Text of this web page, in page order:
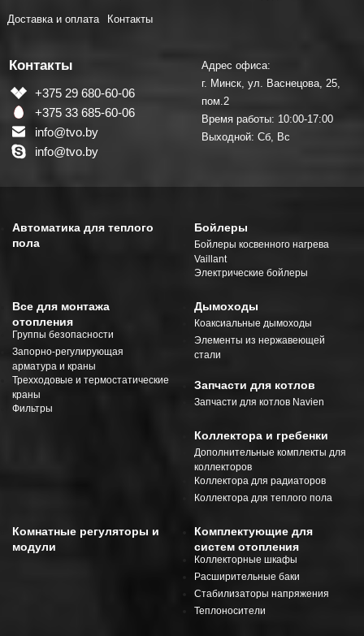
Доставка и оплата Контакты
Контакты
+375 29 680-60-06
+375 33 685-60-06
info@tvo.by
info@tvo.by
Адрес офиса:
г. Минск, ул. Васнецова, 25,
пом.2
Время работы: 10:00-17:00
Выходной: Сб, Вс
Автоматика для теплого
пола
Бойлеры
Бойлеры косвенного нагрева
Vaillant
Электрические бойлеры
Все для монтажа
отопления
Группы безопасности
Запорно-регулирующая
арматура и краны
Трехходовые и термостатические
краны
Фильтры
Дымоходы
Коаксиальные дымоходы
Элементы из нержавеющей
стали
Запчасти для котлов
Запчасти для котлов Navien
Коллектора и гребенки
Дополнительные комплекты для
коллекторов
Коллектора для радиаторов
Коллектора для теплого пола
Комнатные регуляторы и
модули
Комплектующие для
систем отопления
Коллекторные шкафы
Расширительные баки
Стабилизаторы напряжения
Теплоносители